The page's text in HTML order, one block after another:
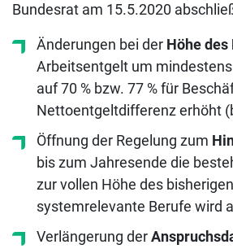
Bundesrat am 15.5.2020
Änderungen bei der Höhe
Arbeitsentgelt um
auf 70 % bzw. 77 % für
Nettoentgeltdifferenz erhöht
Öffnung der Regelung zum
bis zum Jahresende die
zur vollen Höhe des
systemrelevante Berufe wird
Verlängerung der